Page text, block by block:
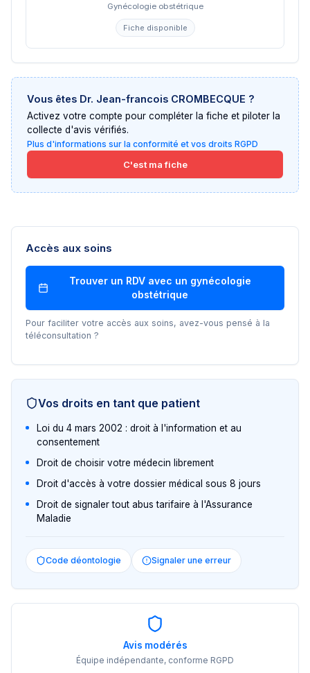
Gynécologie obstétrique
Fiche disponible
Vous êtes Dr. Jean-francois CROMBECQUE ?
Activez votre compte pour compléter la fiche et piloter la
collecte d'avis vérifiés.
Plus d'informations sur la conformité et vos droits RGPD
C'est ma fiche
Accès aux soins
Trouver un RDV avec un gynécologie
obstétrique
Pour faciliter votre accès aux soins, avez-vous pensé à la
téléconsultation ?
Vos droits en tant que patient
Loi du 4 mars 2002 : droit à l'information et au
consentement
Droit de choisir votre médecin librement
Droit d'accès à votre dossier médical sous 8 jours
Droit de signaler tout abus tarifaire à l'Assurance
Maladie
Code déontologie Signaler une erreur
Avis modérés
Équipe indépendante, conforme RGPD